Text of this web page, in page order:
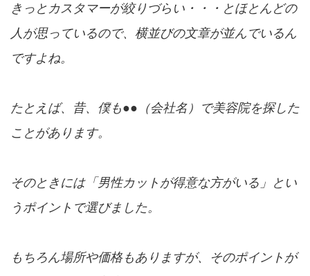
きっとカスタマーが絞りづらい・・・とほとんどの
人が思っているので、横並びの文章が並んでいるん
ですよね。
たとえば、昔、僕も●●（会社名）で美容院を探した
ことがあります。
そのときには「男性カットが得意な方がいる」とい
うポイントで選びました。
もちろん場所や価格もありますが、そのポイントが